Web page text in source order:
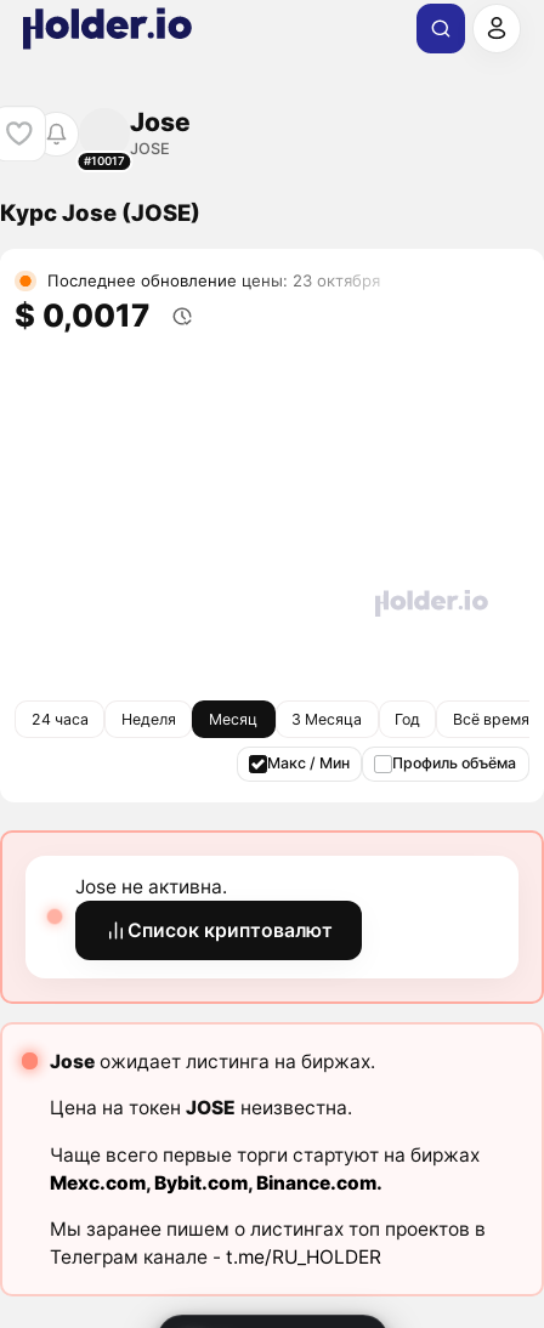
#10017
Jose
JOSE
Курс Jose (JOSE)
Последнее обновление цены: 23 октября
$ 0,0017
24 часа Неделя Месяц 3 Месяца Год Всё время
Макс / Мин Профиль объёма
Jose не активна.
Список криптовалют
Joseожидает листинга на биржах.
Цена на токен JOSE неизвестна.
Чаще всего первые торги стартуют на биржах
Mexc.com,Bybit.com,Binance.com.
Мы заранее пишем о листингах топ проектов в
Телеграм канале - t.me/RU_HOLDER